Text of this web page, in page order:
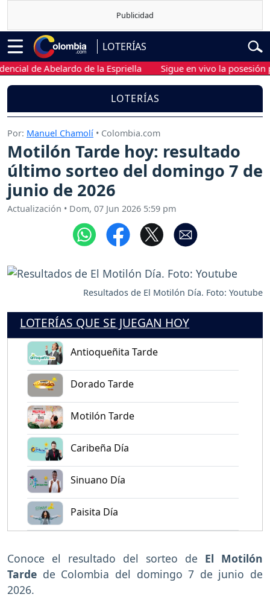
LOTERÍAS
de Abelardo de la Espriella Sigue en vivo la posesión
LOTERÍAS
Por: Manuel Chamolí • Colombia.com
Motilón Tarde hoy: resultado
último sorteo del domingo 7 de
junio de 2026
Actualización • Dom, 07 Jun 2026 5:59 pm
Resultados de El Motilón Día. Foto: Youtube
LOTERÍAS QUE SE JUEGAN HOY
Antioqueñita Tarde
Dorado Tarde
Motilón Tarde
Caribeña Día
Sinuano Día
Paisita Día
Conoce el resultado del sorteo de El Motilón
Tarde de Colombia del domingo 7 de junio de
2026.